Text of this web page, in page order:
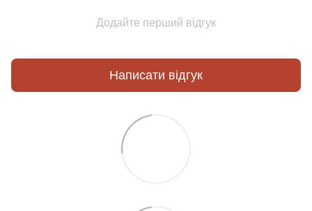
Додайте перший відгук
Написати відгук